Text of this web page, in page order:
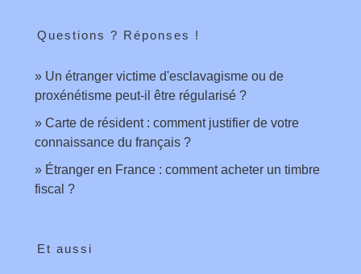
Questions ? Réponses !
Un étranger victime d'esclavagisme ou de
proxénétisme peut-il être régularisé ?
Carte de résident : comment justifier de votre
connaissance du français ?
Étranger en France : comment acheter un timbre
fiscal ?
Et aussi